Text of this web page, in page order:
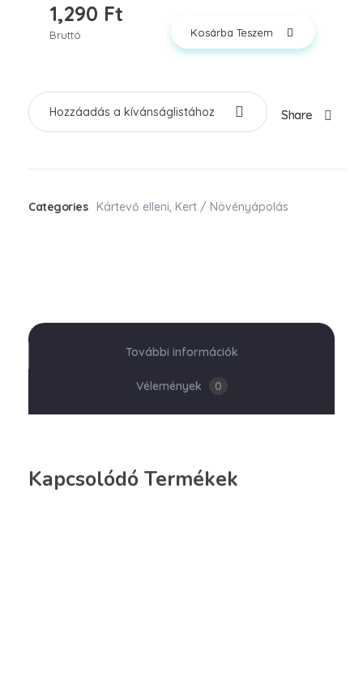
1,290 Ft
Bruttó Kosárba Teszem
Hozzáadás a kívánságlistához Share
Categories Kártevő elleni, Kert / Növényápolás
További információk
Vélemények 0
Kapcsolódó Termékek